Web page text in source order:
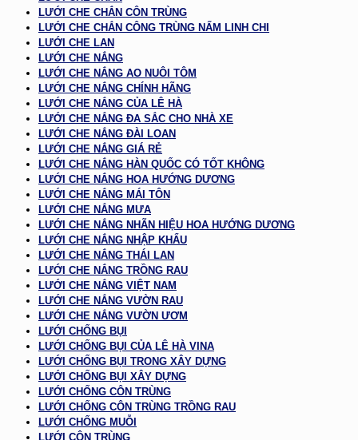
LƯỚI CHE CHẮN CÔN TRÙNG
LƯỚI CHE CHẮN CÔNG TRÙNG NẤM LINH CHI
LƯỚI CHE LAN
LƯỚI CHE NẮNG
LƯỚI CHE NẮNG AO NUÔI TÔM
LƯỚI CHE NẮNG CHÍNH HÃNG
LƯỚI CHE NẮNG CỦA LÊ HÀ
LƯỚI CHE NẮNG ĐA SẮC CHO NHÀ XE
LƯỚI CHE NẮNG ĐÀI LOAN
LƯỚI CHE NẮNG GIÁ RẺ
LƯỚI CHE NẮNG HÀN QUỐC CÓ TỐT KHÔNG
LƯỚI CHE NẮNG HOA HƯỚNG DƯƠNG
LƯỚI CHE NẮNG MÁI TÔN
LƯỚI CHE NẮNG MƯA
LƯỚI CHE NẮNG NHÃN HIỆU HOA HƯỚNG DƯƠNG
LƯỚI CHE NẮNG NHẬP KHẨU
LƯỚI CHE NẮNG THÁI LAN
LƯỚI CHE NẮNG TRỒNG RAU
LƯỚI CHE NẮNG VIỆT NAM
LƯỚI CHE NẮNG VƯỜN RAU
LƯỚI CHE NẮNG VƯỜN ƯƠM
LƯỚI CHỐNG BỤI
LƯỚI CHỐNG BỤI CỦA LÊ HÀ VINA
LƯỚI CHỐNG BỤI TRONG XÂY DỰNG
LƯỚI CHỐNG BỤI XÂY DỰNG
LƯỚI CHỐNG CÔN TRÙNG
LƯỚI CHỐNG CÔN TRÙNG TRỒNG RAU
LƯỚI CHỐNG MUỖI
LƯỚI CÔN TRÙNG